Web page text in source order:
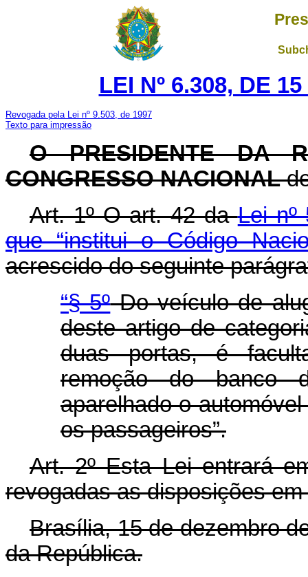
LEI Nº 6.308, DE
Revogada pela Lei nº 9.503, de 1997
Texto para impressão
O PRESIDENTE DA
CONGRESSO NACIONAL
Art. 1º O art. 42 daLei nº
que “institui o Código
acrescido do seguinte
“§ 5ºDo veículo de
deste artigo de
duas portas, é
remoção do banco
aparelhado o
os passageiros”.
Art. 2º Esta Lei entrará
revogadas as disposições
Brasília, 15 de dezembro
da República.